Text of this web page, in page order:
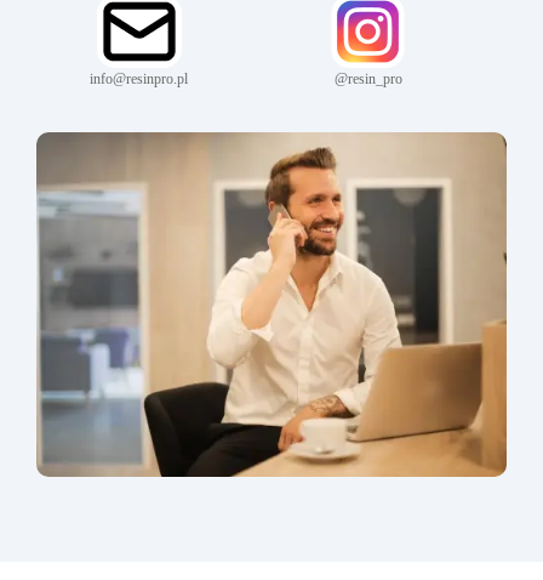
info@resinpro.pl @resin_pro